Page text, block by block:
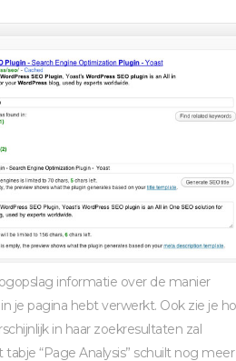
informatie over de manier
je pagina hebt verwerkt. Ook zie je
in haar zoekresultaten zal
“Page Analysis” schuilt nog meer